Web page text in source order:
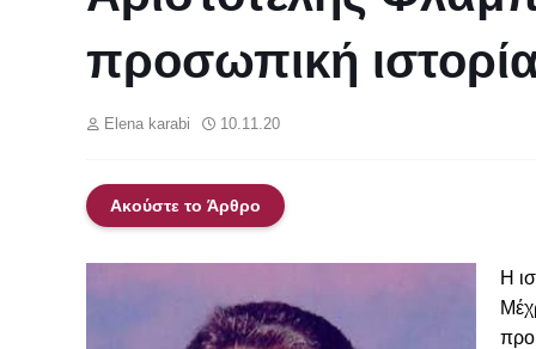
προσωπική
Elena karabi 10.11.20
Ακούστε το Άρθρο
Η